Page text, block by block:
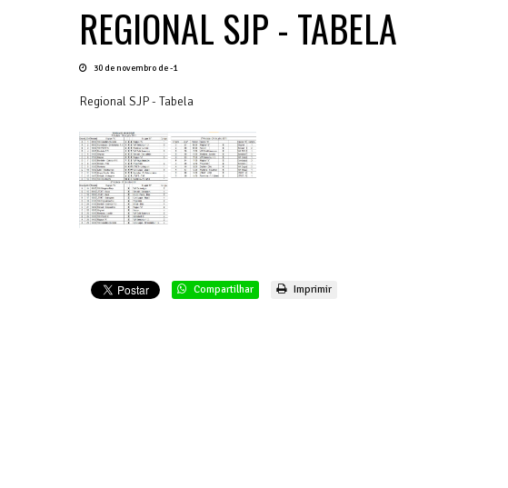
REGIONAL SJP - TABELA
30 de novembro de -1
Regional SJP - Tabela
Compartilhar Imprimir